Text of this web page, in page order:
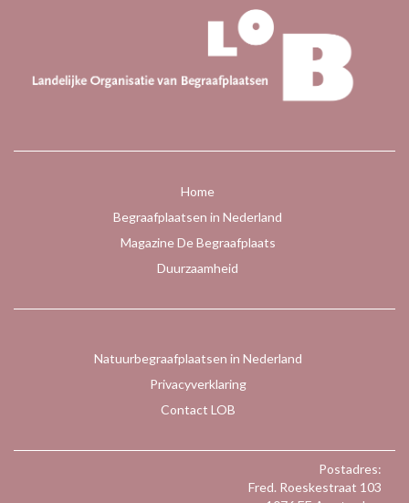
Home
Begraafplaatsen in Nederland
Magazine De Begraafplaats
Duurzaamheid
Natuurbegraafplaatsen in Nederland
Privacyverklaring
Contact LOB
Postadres:
Fred. Roeskestraat 103